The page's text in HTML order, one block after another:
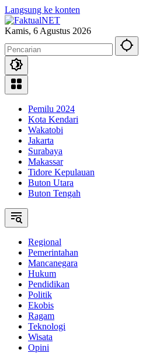
Langsung ke konten
Kamis, 6 Agustus 2026
Pemilu 2024
Kota Kendari
Wakatobi
Jakarta
Surabaya
Makassar
Tidore Kepulauan
Buton Utara
Buton Tengah
Regional
Pemerintahan
Mancanegara
Hukum
Pendidikan
Politik
Ekobis
Ragam
Teknologi
Wisata
Opini